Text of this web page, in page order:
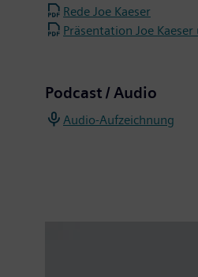
Rede Joe Kaeser
Präsentation Joe Kaeser
Podcast / Audio
Audio-Aufzeichnung